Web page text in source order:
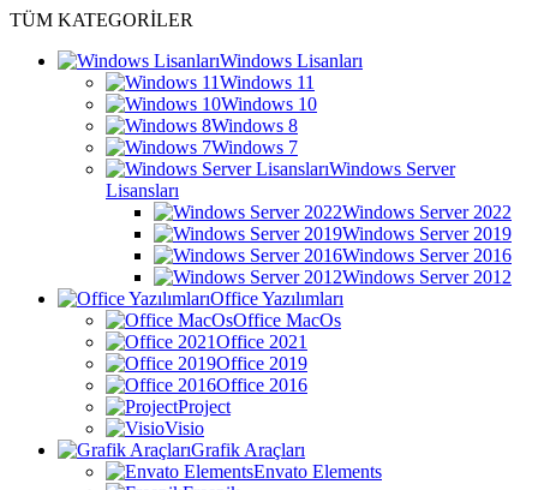
TÜM KATEGORİLER
Windows Lisanları
Windows 11
Windows 10
Windows 8
Windows 7
Windows Server
Lisansları
Windows Server 2022
Windows Server 2019
Windows Server 2016
Windows Server 2012
Office Yazılımları
Office MacOs
Office 2021
Office 2019
Office 2016
Project
Visio
Grafik Araçları
Envato Elements